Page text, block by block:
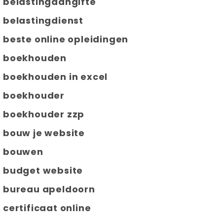
belastingdienst
beste online opleidingen
boekhouden
boekhouden in excel
boekhouder
boekhouder zzp
bouw je website
bouwen
budget website
bureau apeldoorn
certificaat online